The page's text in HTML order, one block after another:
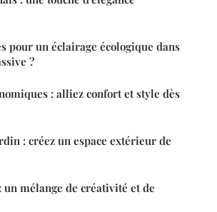
pour un éclairage écologique dans
?
: alliez confort et style dès
: créez un espace extérieur de
un mélange de créativité et de